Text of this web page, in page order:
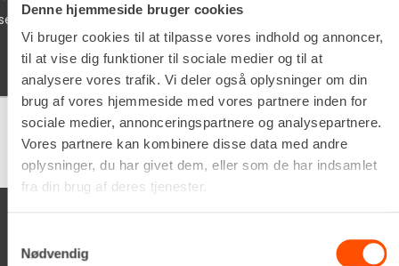
Denne hjemmeside bruger cookies
Vi bruger cookies til at tilpasse vores indhold og annoncer,
til at vise dig funktioner til sociale medier og til at
analysere vores trafik. Vi deler også oplysninger om din
brug af vores hjemmeside med vores partnere inden for
sociale medier, annonceringspartnere og analysepartnere.
Vores partnere kan kombinere disse data med andre
oplysninger, du har givet dem, eller som de har indsamlet
fra din brug af deres tjenester.
Nødvendig
chauffør som lever dine
iallafall. Man får alltid
man vöntar på sin tur.
Google samlet bedømmelse er 4.5af 5,
på basis af150 anmeldelser